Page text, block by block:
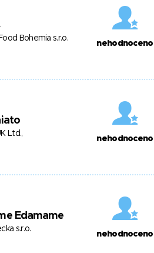
Bohemia s.r.o.
nehodnoceno
Ltd.,
nehodnoceno
Edamame
s.r.o.
nehodnoceno